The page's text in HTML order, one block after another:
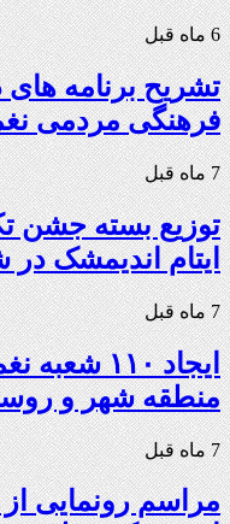
6 ماه قبل
تشریح برنامه
فرهنگی مردمی
7 ماه قبل
توزیع بسته جشن
ایتام اندیمشک
7 ماه قبل
منطقه شهر و
7 ماه قبل
مراسم رونمایی